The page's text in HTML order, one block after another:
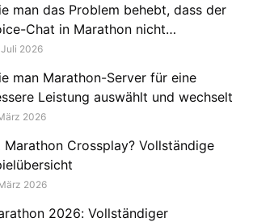
man das Problem behebt, dass der
Chat in Marathon nicht
Juli 2026
man Marathon-Server für eine
Leistung auswählt und wechselt
2026
Marathon Crossplay? Vollständige
2026
2026: Vollständiger